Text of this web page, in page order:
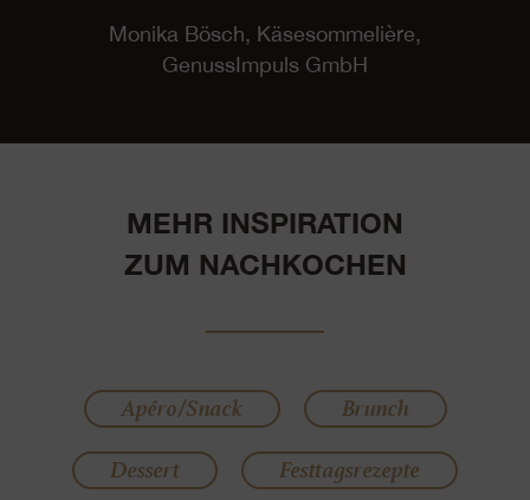
Monika Bösch, Käsesommelière,
GenussImpuls GmbH
MEHR INSPIRATION
ZUM NACHKOCHEN
Apéro/Snack
Brunch
Dessert
Festtagsrezepte